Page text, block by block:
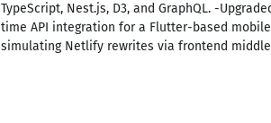
TypeScript, Nest.js, D3, and GraphQL. -
time API integration for a Flutter-based
simulating Netlify rewrites via frontend